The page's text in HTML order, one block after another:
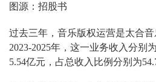
图源：招股书
过去三年，音乐版权运营是太合音
2023-2025年，这一业务收入分别
5.54亿元，占总收入比例分别为